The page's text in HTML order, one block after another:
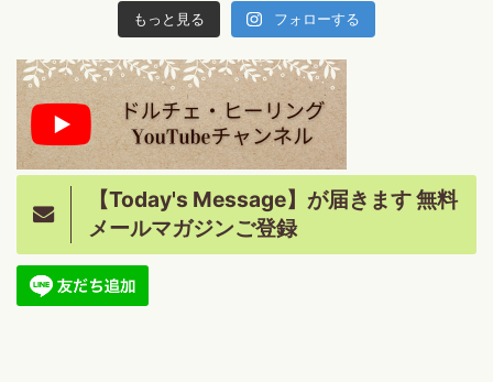
もっと見る フォローする
【Today's Message】が届きます 無料
メールマガジンご登録